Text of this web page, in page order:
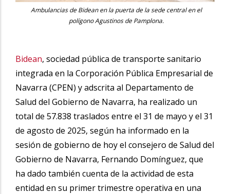
Ambulancias de Bidean en la puerta de la sede central en el
polígono Agustinos de Pamplona.
Bidean, sociedad pública de transporte sanitario
integrada en la Corporación Pública Empresarial de
Navarra (CPEN) y adscrita al Departamento de
Salud del Gobierno de Navarra, ha realizado un
total de 57.838 traslados entre el 31 de mayo y el 31
de agosto de 2025, según ha informado en la
sesión de gobierno de hoy el consejero de Salud del
Gobierno de Navarra, Fernando Domínguez, que
ha dado también cuenta de la actividad de esta
entidad en su primer trimestre operativa en una